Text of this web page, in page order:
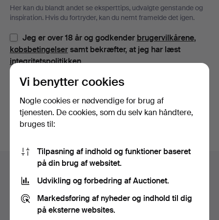
Her kan du blandt andet se eksperttips, udvalgte genstande og
inspiration. Hvis du fortryder, kan du nemt framelde det igen.
Jeg er over 18 år og godkender brugervilkårene,
købsbetingelsersamt bekræfter, at jeg har læst
integritetspolitikken.
Du skal godkende vilkårene for at gå videre.
Sidefodsnavigation
Hjælp og kontaktoplysninger
Kontakt supporten
Alle auktionshuse
Betalingsmuligheder
Vi benytter cookies
Nogle cookies er nødvendige for brug af
tjenesten. De cookies, som du selv kan håndtere,
bruges til:
Tilpasning af indhold og funktioner baseret
på din brug af websitet.
Udvikling og forbedring af Auctionet.
Markedsføring af nyheder og indhold til dig
på eksterne websites.